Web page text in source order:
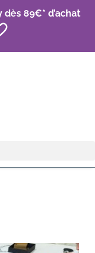
89€* d’achat